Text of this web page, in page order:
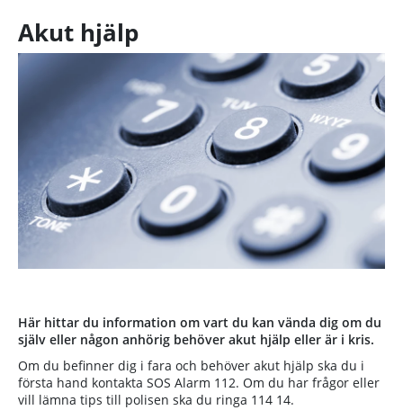
Akut hjälp
Här hittar du information om vart du kan vända dig om du
själv eller någon anhörig behöver akut hjälp eller är i kris.
Om du befinner dig i fara och behöver akut hjälp ska du i
första hand kontakta SOS Alarm 112. Om du har frågor eller
vill lämna tips till polisen ska du ringa 114 14.